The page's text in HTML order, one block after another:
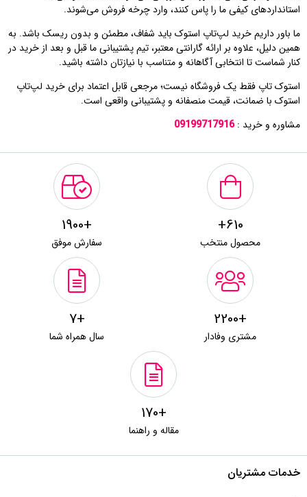
استانداردهای کیفی ما را پاس کنند، وارد چرخه فروش می‌شوند.
ما باور داریم خرید لپ‌تاپ استوک باید شفاف، مطمئن و بدون ریسک باشد. به
همین دلیل، علاوه بر ارائه گارانتی معتبر، تیم پشتیبانی ما قبل و بعد از خرید در
کنار شماست تا انتخابی آگاهانه و متناسب با نیازتان داشته باشید.
استوک تاپ فقط یک فروشگاه نیست؛ مرجعی قابل اعتماد برای خرید لپ‌تاپ
استوک با ضمانت، قیمت منصفانه و پشتیبانی واقعی است.
مشاوره و خرید :09199717916
610+
محصول منتخب
+1900
سفارش موفق
+2200
مشتری وفادار
+7
سال همراه شما
+170
مقاله و راهنما
خدمات مشتریان